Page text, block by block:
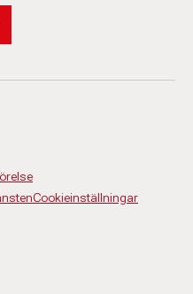
Cookieinställningar